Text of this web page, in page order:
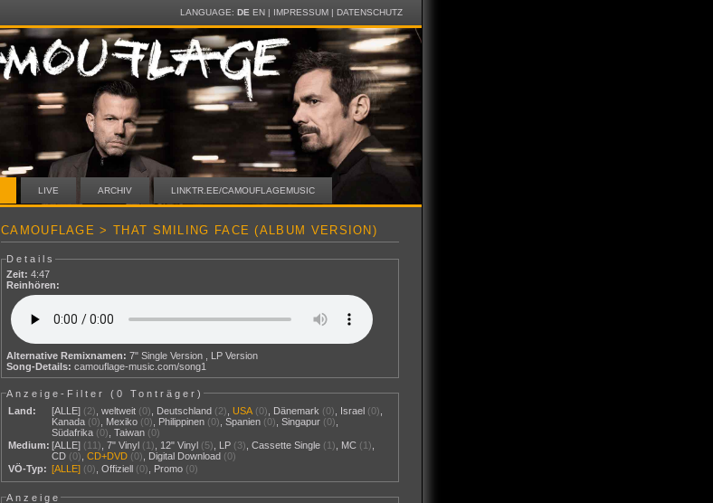
LANGUAGE: DE EN| IMPRESSUM| DATENSCHUTZ
LIVE ARCHIV LINKTR.EE/CAMOUFLAGEMUSIC
CAMOUFLAGE > THAT SMILING FACE (ALBUM VERSION)
Details
Zeit: 4:47
Reinhören:
Alternative Remixnamen:
7" Single Version , LP Version
Song-Details: camouflage-music.com/song1
Anzeige-Filter (0 Tonträger)
Land:
[ALLE] (2) ,weltweit (0) Deutschland (2) ,USA (0) Dänemark (0) Israel (0)
Kanada (0) Mexiko (0) Philippinen (0) ,Spanien (0) ,Singapur (0)
Südafrika (0) ,Taiwan (0)
Medium: [ALLE] (11) ,7" Vinyl (1) 12" Vinyl (5) LP (3) ,Cassette Single (1) MC (1)
CD (0) ,CD+DVD (0) Digital Download (0)
VÖ-Typ: [ALLE] (0) ,Offiziell (0) Promo (0)
Anzeige